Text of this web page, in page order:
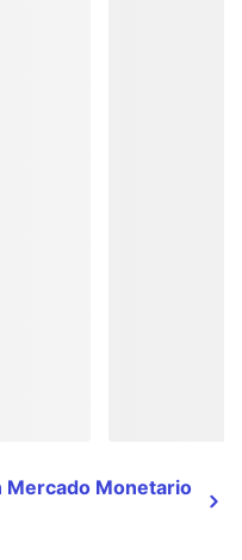
Mercado Monetario